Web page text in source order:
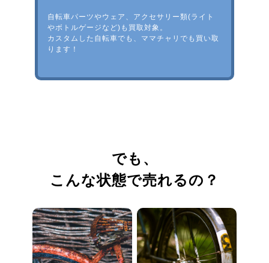
自転車パーツやウェア、アクセサリー類(ライト
やボトルゲージなど)も買取対象。
カスタムした自転車でも、ママチャリでも買い取
ります！
でも、
こんな状態で売れるの？